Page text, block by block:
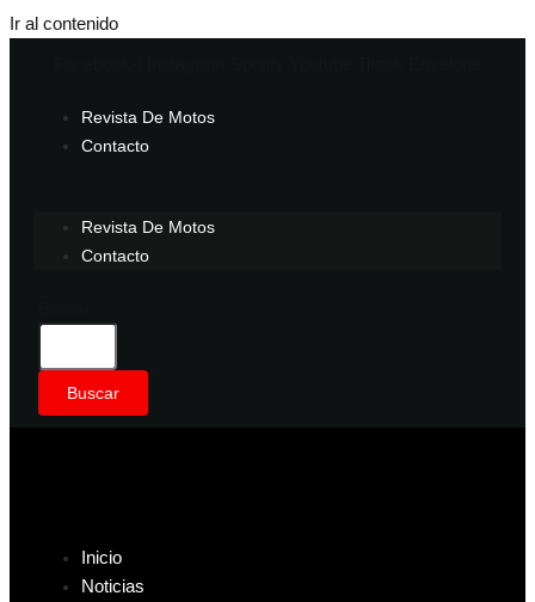
Ir al contenido
Revista De Motos
Contacto
Revista De Motos
Contacto
Buscar
Inicio
Noticias